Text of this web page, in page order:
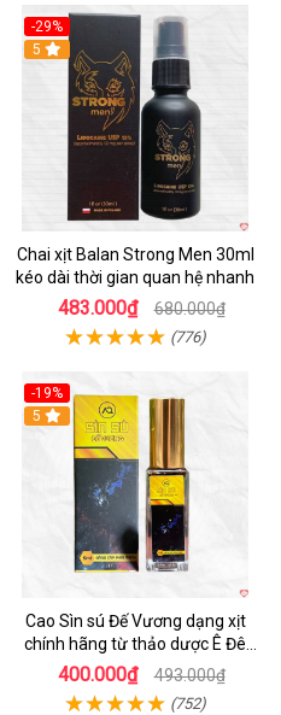
-29%
5
Chai xịt Balan Strong Men 30ml
kéo dài thời gian quan hệ nhanh
483.000₫ 680.000₫
(776)
-19%
5
Cao Sìn sú Đế Vương dạng xịt
chính hãng từ thảo dược Ê Đê
Việt Nam
400.000₫ 493.000₫
(752)